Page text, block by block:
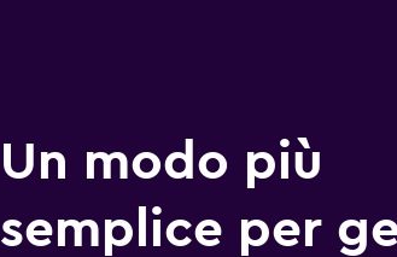
Un modo più
semplice per